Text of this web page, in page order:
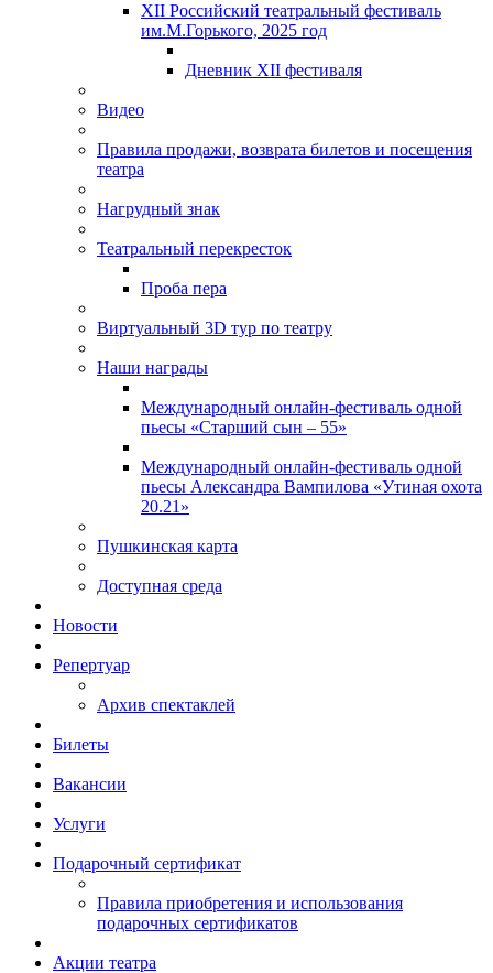
XII Российский театральный фестиваль
им.М.Горького, 2025 год
Дневник XII фестиваля
Видео
Правила продажи, возврата билетов и посещения
театра
Нагрудный знак
Театральный перекресток
Проба пера
Виртуальный 3D тур по театру
Наши награды
Международный онлайн-фестиваль одной
пьесы «Старший сын – 55»
Международный онлайн-фестиваль одной
пьесы Александра Вампилова «Утиная охота
20.21»
Пушкинская карта
Доступная среда
Новости
Репертуар
Архив спектаклей
Билеты
Вакансии
Услуги
Подарочный сертификат
Правила приобретения и использования
подарочных сертификатов
Акции театра